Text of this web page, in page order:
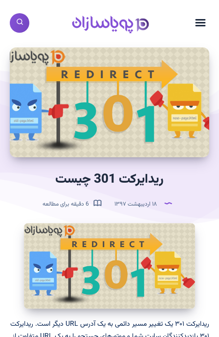
ریدایرکت 301 چیست
۱۸ اردیبهشت ۱۳۹۷ 6 دقیقه برای مطالعه
ریدایرکت ۳۰۱ یک تغییر مسیر دائمی به یک آدرس URL دیگر است. ریدایرکت